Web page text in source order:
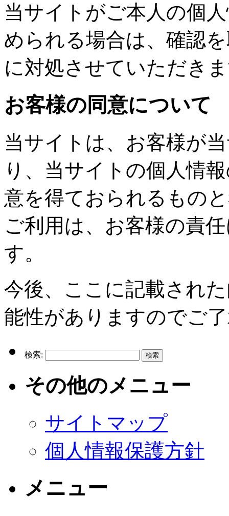
当サイトがご本人の個
められる場合は、確認
に対処させていただき
お客様の同意について
当サイトは、お客様が
り、当サイトの個人情
意を得ておられるもの
ご利用は、お客様の責
す。
今後、ここに記載され
能性がありますのでご
検索:
その他のメニュー
サイトマップ
個人情報保護方針
メニュー